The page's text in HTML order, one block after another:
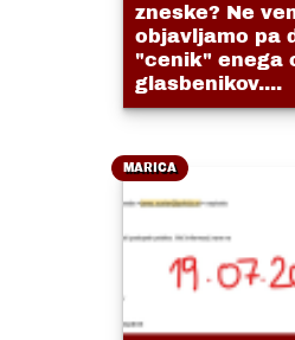
zneske? Ne
objavljamo pa
"cenik" enega
glasbenikov....
MARICA